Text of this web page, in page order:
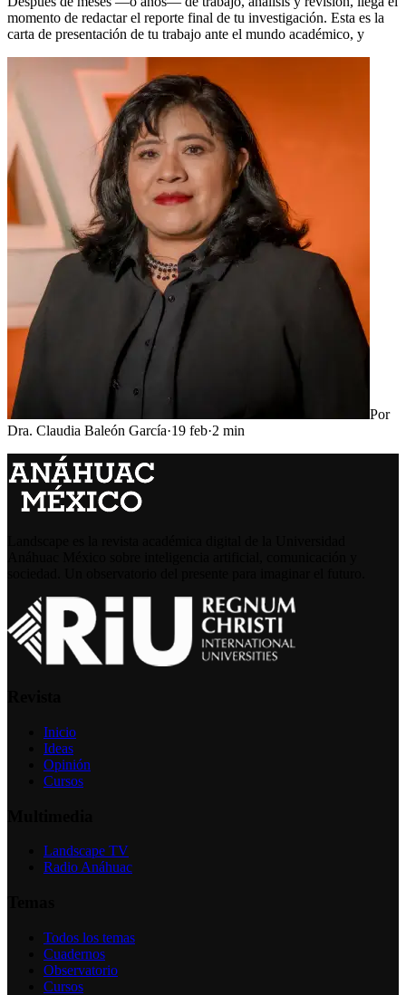
momento de redactar el reporte final de tu investigación. Esta es la
carta de presentación de tu trabajo ante el mundo académico, y
Por
Dra. Claudia Baleón García·19 feb·2 min
Inicio
Ideas
Opinión
Cursos
Landscape TV
Radio Anáhuac
Todos los temas
Cuadernos
Observatorio
Cursos